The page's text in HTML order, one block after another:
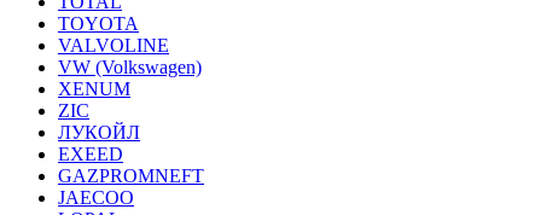
TOYOTA
VALVOLINE
VW (Volkswagen)
XENUM
ZIC
ЛУКОЙЛ
EXEED
GAZPROMNEFT
JAECOO